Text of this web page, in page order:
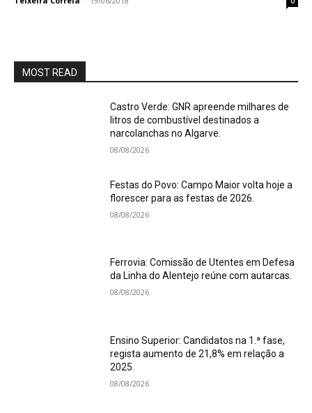
MOST READ
Castro Verde: GNR apreende milhares de
litros de combustível destinados a
narcolanchas no Algarve.
08/08/2026
Festas do Povo: Campo Maior volta hoje a
florescer para as festas de 2026.
08/08/2026
Ferrovia: Comissão de Utentes em Defesa
da Linha do Alentejo reúne com autarcas.
08/08/2026
Ensino Superior: Candidatos na 1.ª fase,
regista aumento de 21,8% em relação a
2025.
08/08/2026